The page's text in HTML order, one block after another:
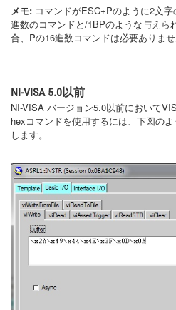
メモ: コマンドがESC+Pのように2文
進数のコマンドと/1BPのような与えら
合、Pの16進数コマンドは必要ありませ
NI-VISA 5.0以前
NI-VISA バージョン5.0以前において
hexコマンドを使用するには、下図の
します。